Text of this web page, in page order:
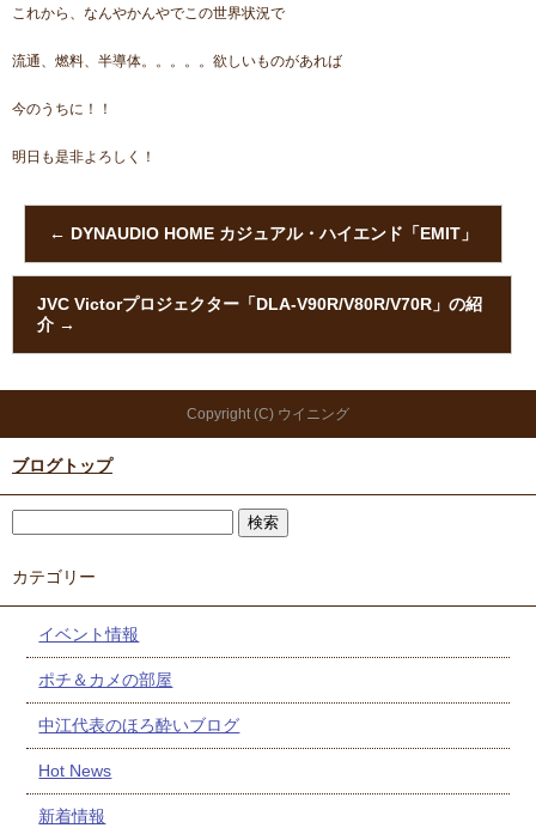
これから、なんやかんやでこの世界状況で
流通、燃料、半導体。。。。。欲しいものがあれば
今のうちに！！
明日も是非よろしく！
← DYNAUDIO HOME カジュアル・ハイエンド「EMIT」
JVC Victorプロジェクター「DLA-V90R/V80R/V70R」の紹
介 →
Copyright (C) ウイニング
ブログトップ
カテゴリー
イベント情報
ポチ＆カメの部屋
中江代表のほろ酔いブログ
Hot News
新着情報